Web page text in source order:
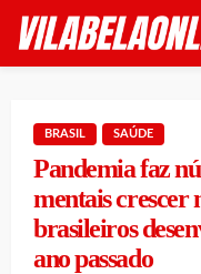
BRASIL SAÚDE
Pandemia faz
mentais crescer
brasileiros
ano passado